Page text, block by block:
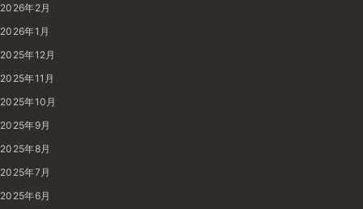
2026年2月
2026年1月
2025年12月
2025年11月
2025年10月
2025年9月
2025年8月
2025年7月
2025年6月